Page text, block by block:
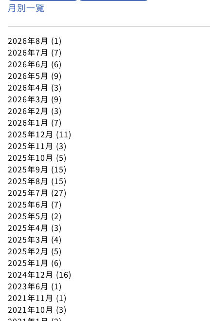
月別一覧
2026年8月 (1)
2026年7月 (7)
2026年6月 (6)
2026年5月 (9)
2026年4月 (3)
2026年3月 (9)
2026年2月 (3)
2026年1月 (7)
2025年12月 (11)
2025年11月 (3)
2025年10月 (5)
2025年9月 (15)
2025年8月 (15)
2025年7月 (27)
2025年6月 (7)
2025年5月 (2)
2025年4月 (3)
2025年3月 (4)
2025年2月 (5)
2025年1月 (6)
2024年12月 (16)
2023年6月 (1)
2021年11月 (1)
2021年10月 (3)